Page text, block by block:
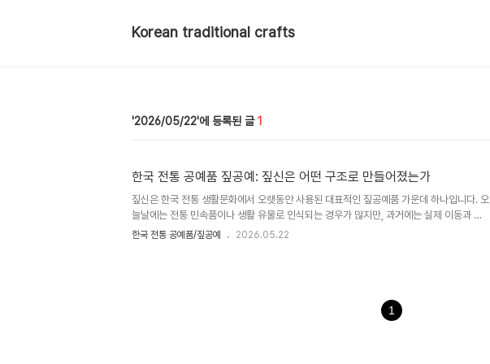
Korean traditional crafts
2026/05/22 1
한국 전통 공예품 짚공예: 짚신은 어떤 구조로 만들어졌는가
짚신은 한국 전통 생활문화에서 오랫동안 사용된 대표적인 짚공예품 가운데 하나입니다. 오
늘날에는 전통 민속품이나 생활 유물로 인식되는 경우가 많지만, 과거에는 실제 이동과 노
동에 사용되는 생활용 신발이었습니다.짚신은 단순히 볏짚을 묶어 만든 신발처럼 보일 수
신이 어떤 재료와 구조를 바탕으로 만들어졌는지, 그리고 각 부분이 어떤 역할을 했는지를
한국 전통 공예품/짚공예 2026.05.22
1